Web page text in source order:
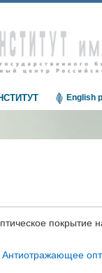
English
покрытие